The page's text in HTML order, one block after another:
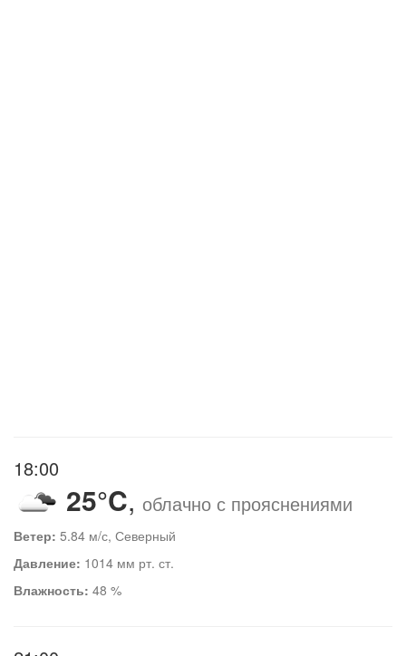
18:00
25°C, облачно с прояснениями
Ветер: 5.84 м/с, Северный
Давление: 1014 мм рт. ст.
Влажность: 48 %